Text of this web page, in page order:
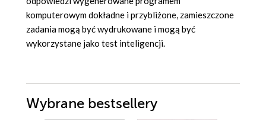
komputerowym dokładne i przybliżone, zamieszczone
zadania mogą być wydrukowane i mogą być
wykorzystane jako test inteligencji.
Wybrane bestsellery